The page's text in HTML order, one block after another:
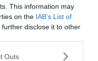
This information may
on the IAB’s List of
further disclose it to other
Outs
les jours entre10h et
raviront petits et